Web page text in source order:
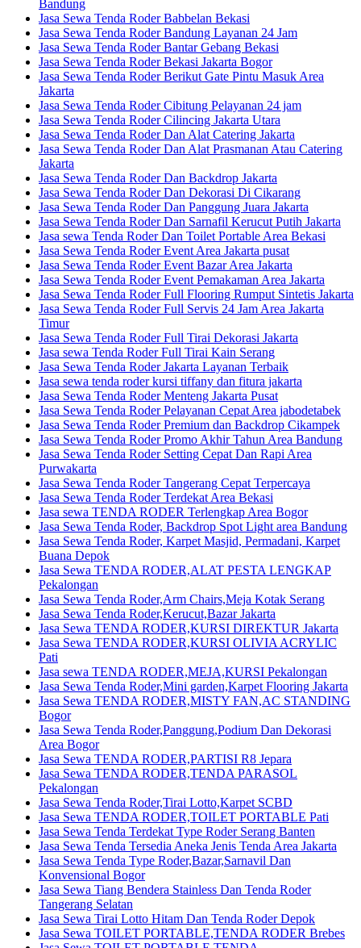
Bandung
Jasa Sewa Tenda Roder Babbelan Bekasi
Jasa Sewa Tenda Roder Bandung Layanan 24 Jam
Jasa Sewa Tenda Roder Bantar Gebang Bekasi
Jasa Sewa Tenda Roder Bekasi Jakarta Bogor
Jasa Sewa Tenda Roder Berikut Gate Pintu Masuk Area
Jakarta
Jasa Sewa Tenda Roder Cibitung Pelayanan 24 jam
Jasa Sewa Tenda Roder Cilincing Jakarta Utara
Jasa Sewa Tenda Roder Dan Alat Catering Jakarta
Jasa Sewa Tenda Roder Dan Alat Prasmanan Atau Catering
Jakarta
Jasa Sewa Tenda Roder Dan Backdrop Jakarta
Jasa Sewa Tenda Roder Dan Dekorasi Di Cikarang
Jasa Sewa Tenda Roder Dan Panggung Juara Jakarta
Jasa Sewa Tenda Roder Dan Sarnafil Kerucut Putih Jakarta
Jasa sewa Tenda Roder Dan Toilet Portable Area Bekasi
Jasa Sewa Tenda Roder Event Area Jakarta pusat
Jasa Sewa Tenda Roder Event Bazar Area Jakarta
Jasa Sewa Tenda Roder Event Pemakaman Area Jakarta
Jasa Sewa Tenda Roder Full Flooring Rumput Sintetis Jakarta
Jasa Sewa Tenda Roder Full Servis 24 Jam Area Jakarta
Timur
Jasa Sewa Tenda Roder Full Tirai Dekorasi Jakarta
Jasa sewa Tenda Roder Full Tirai Kain Serang
Jasa Sewa Tenda Roder Jakarta Layanan Terbaik
Jasa sewa tenda roder kursi tiffany dan fitura jakarta
Jasa Sewa Tenda Roder Menteng Jakarta Pusat
Jasa Sewa Tenda Roder Pelayanan Cepat Area jabodetabek
Jasa Sewa Tenda Roder Premium dan Backdrop Cikampek
Jasa Sewa Tenda Roder Promo Akhir Tahun Area Bandung
Jasa Sewa Tenda Roder Setting Cepat Dan Rapi Area
Purwakarta
Jasa Sewa Tenda Roder Tangerang Cepat Terpercaya
Jasa Sewa Tenda Roder Terdekat Area Bekasi
Jasa sewa TENDA RODER Terlengkap Area Bogor
Jasa Sewa Tenda Roder, Backdrop Spot Light area Bandung
Jasa Sewa Tenda Roder, Karpet Masjid, Permadani, Karpet
Buana Depok
Jasa Sewa TENDA RODER,ALAT PESTA LENGKAP
Pekalongan
Jasa Sewa Tenda Roder,Arm Chairs,Meja Kotak Serang
Jasa Sewa Tenda Roder,Kerucut,Bazar Jakarta
Jasa Sewa TENDA RODER,KURSI DIREKTUR Jakarta
Jasa Sewa TENDA RODER,KURSI OLIVIA ACRYLIC
Pati
Jasa sewa TENDA RODER,MEJA,KURSI Pekalongan
Jasa Sewa Tenda Roder,Mini garden,Karpet Flooring Jakarta
Jasa Sewa TENDA RODER,MISTY FAN,AC STANDING
Bogor
Jasa Sewa Tenda Roder,Panggung,Podium Dan Dekorasi
Area Bogor
Jasa Sewa TENDA RODER,PARTISI R8 Jepara
Jasa Sewa TENDA RODER,TENDA PARASOL
Pekalongan
Jasa Sewa Tenda Roder,Tirai Lotto,Karpet SCBD
Jasa Sewa TENDA RODER,TOILET PORTABLE Pati
Jasa Sewa Tenda Terdekat Type Roder Serang Banten
Jasa Sewa Tenda Tersedia Aneka Jenis Tenda Area Jakarta
Jasa Sewa Tenda Type Roder,Bazar,Sarnavil Dan
Konvensional Bogor
Jasa Sewa Tiang Bendera Stainless Dan Tenda Roder
Tangerang Selatan
Jasa Sewa Tirai Lotto Hitam Dan Tenda Roder Depok
Jasa Sewa TOILET PORTABLE,TENDA RODER Brebes